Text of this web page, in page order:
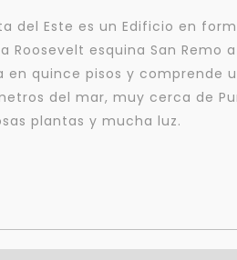
del Este es un Edificio en
Roosevelt esquina San Remo
en quince pisos y
del mar, muy cerca de
plantas y mucha luz.